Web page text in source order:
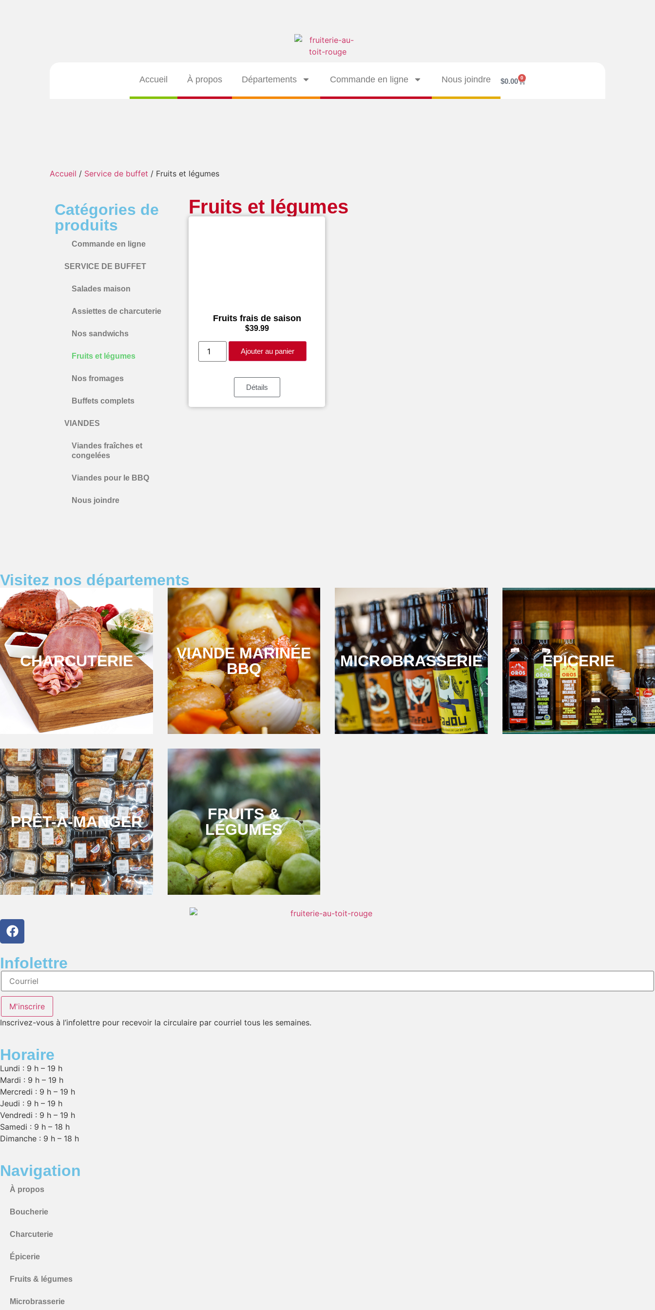
Accueil À propos Départements Commande en ligne Nous joindre $0.00 0
Accueil / Service de buffet / Fruits et légumes
Catégories de
produits
Commande en ligne
SERVICE DE BUFFET
Salades maison
Assiettes de charcuterie
Nos sandwichs
Fruits et légumes
Nos fromages
Buffets complets
VIANDES
Viandes fraîches et
congelées
Viandes pour le BBQ
Nous joindre
Fruits et légumes
Fruits frais de saison
$39.99
Ajouter au panier
Détails
Visitez nos départements
CHARCUTERIE
VIANDE MARINÉE
BBQ
MICROBRASSERIE ÉPICERIE
PRÊT-À-MANGER
FRUITS &
LÉGUMES
Infolettre
Infolettre
M'inscrire
Inscrivez-vous à l’infolettre pour recevoir la circulaire par courriel tous les semaines.
Horaire
Lundi : 9 h – 19 h
Mardi : 9 h – 19 h
Mercredi : 9 h – 19 h
Jeudi : 9 h – 19 h
Vendredi : 9 h – 19 h
Samedi : 9 h – 18 h
Dimanche : 9 h – 18 h
Navigation
À propos
Boucherie
Charcuterie
Épicerie
Fruits & légumes
Microbrasserie